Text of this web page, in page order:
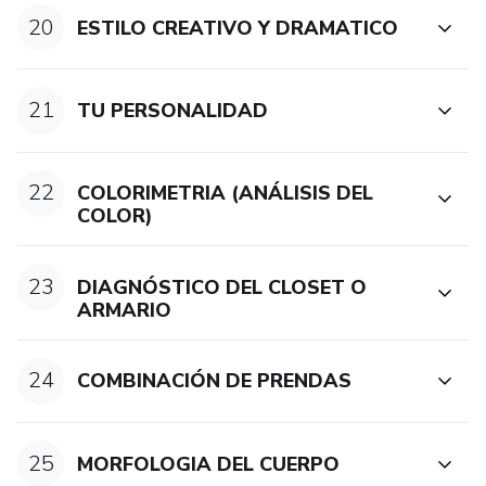
20 ESTILO CREATIVO Y DRAMATICO
21 TU PERSONALIDAD
22
COLORIMETRIA (ANÁLISIS DEL
COLOR)
23
DIAGNÓSTICO DEL CLOSET O
ARMARIO
24 COMBINACIÓN DE PRENDAS
25 MORFOLOGIA DEL CUERPO